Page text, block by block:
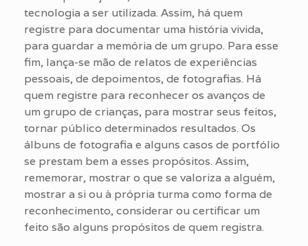
tecnologia a ser utilizada. Assim, há quem
registre para documentar uma história vivida,
para guardar a memória de um grupo. Para esse
fim, lança-se mão de relatos de experiências
pessoais, de depoimentos, de fotografias. Há
quem registre para reconhecer os avanços de
um grupo de crianças, para mostrar seus feitos,
tornar público determinados resultados. Os
álbuns de fotografia e alguns casos de portfólio
se prestam bem a esses propósitos. Assim,
rememorar, mostrar o que se valoriza a alguém,
mostrar a si ou à própria turma como forma de
reconhecimento, considerar ou certificar um
feito são alguns propósitos de quem registra.